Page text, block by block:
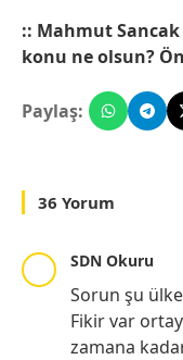
:: Mahmut
konu ne olsun?
Paylaş:
36 Yorum
SDN Okuru
Sorun şu
Fikir var
zamana